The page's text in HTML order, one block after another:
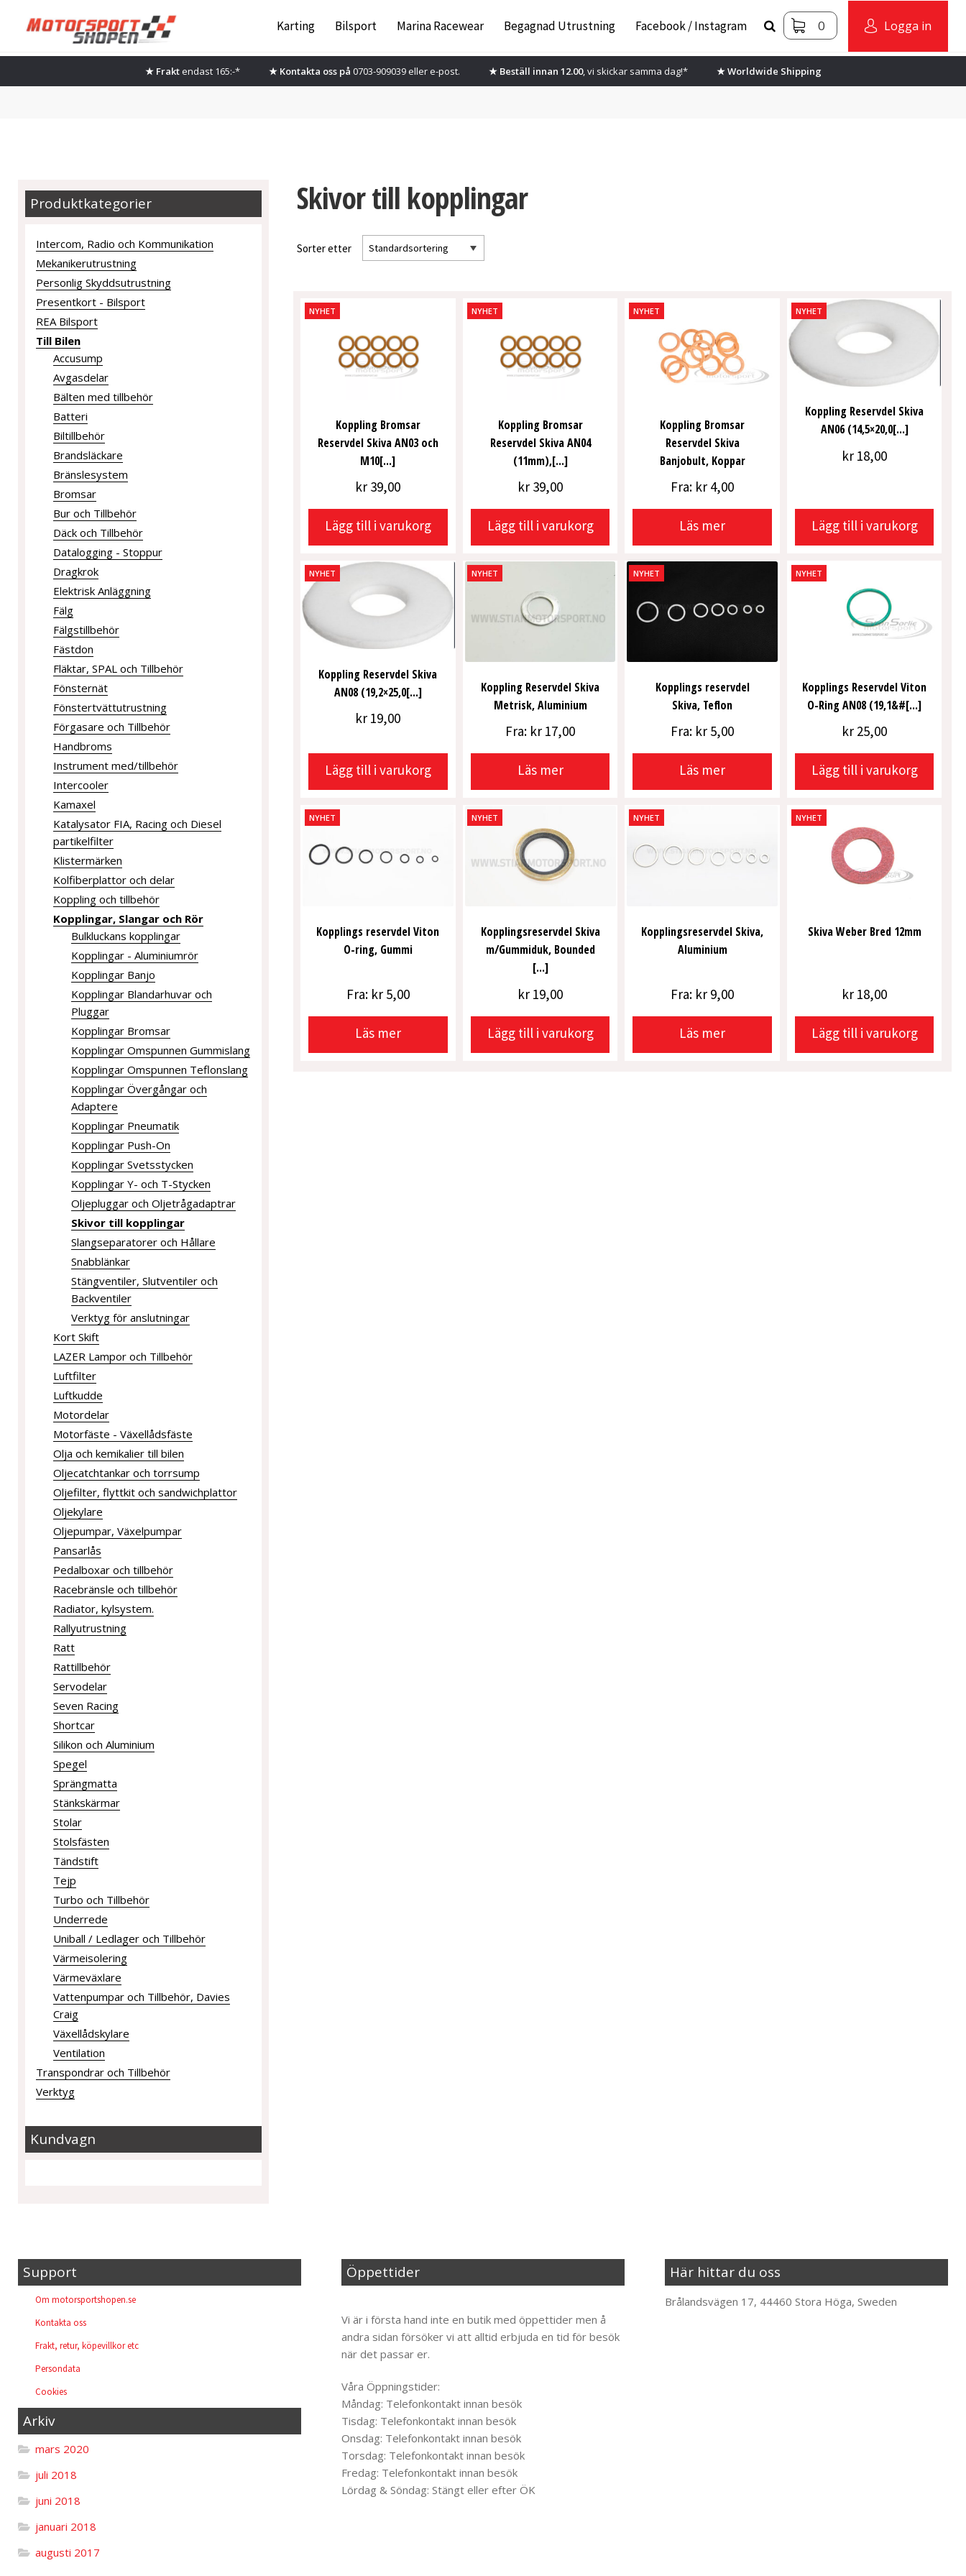
Hoppa
navigering
Hoppa
innehåll
Logga in
Karting Bilsport Marina Racewear Begagnad Utrustning Facebook / Instagram 0
★ Fraktendast 165:-* ★ Kontakta oss på 0703-909039 ellere-post. ★ Beställ innan 12.00, vi skickar samma dag!* ★ Worldwide Shipping
Skivor till kopplingar
Sorter etter
NYHET
Koppling Bromsar
Reservdel Skiva AN03 och
M10[...]
kr 39,00
Lägg till i varukorg
NYHET
Koppling Bromsar
Reservdel Skiva AN04
(11mm),[...]
kr 39,00
Lägg till i varukorg
NYHET
Koppling Bromsar
Reservdel Skiva
Banjobult, Koppar
Fra: kr 4,00
Läs mer
NYHET
Koppling Reservdel Skiva
AN06 (14,5×20,0[...]
kr 18,00
Lägg till i varukorg
NYHET
Koppling Reservdel Skiva
AN08 (19,2×25,0[...]
kr 19,00
Lägg till i varukorg
NYHET
Koppling Reservdel Skiva
Metrisk, Aluminium
Fra: kr 17,00
Läs mer
NYHET
Kopplings reservdel
Skiva, Teflon
Fra: kr 5,00
Läs mer
NYHET
Kopplings Reservdel Viton
O-Ring AN08 (19,1&#[...]
kr 25,00
Lägg till i varukorg
NYHET
Kopplings reservdel Viton
O-ring, Gummi
Fra: kr5,00
Läs mer
NYHET
Kopplingsreservdel Skiva
m/Gummiduk, Bounded
[...]
kr 19,00
Lägg till i varukorg
NYHET
Kopplingsreservdel Skiva,
Aluminium
Fra: kr 9,00
Läs mer
NYHET
Skiva Weber Bred 12mm
kr 18,00
Lägg till i varukorg
Produktkategorier
Intercom, Radio och Kommunikation
Mekanikerutrustning
Personlig Skyddsutrustning
Presentkort - Bilsport
REA Bilsport
Till Bilen
Accusump
Avgasdelar
Bälten med tillbehör
Batteri
Biltillbehör
Brandsläckare
Bränslesystem
Bromsar
Bur och Tillbehör
Däck och Tillbehör
Datalogging - Stoppur
Dragkrok
Elektrisk Anläggning
Fälg
Fälgstillbehör
Fästdon
Fläktar, SPAL och Tillbehör
Fönsternät
Fönstertvättutrustning
Förgasare och Tillbehör
Handbroms
Instrument med/tillbehör
Intercooler
Kamaxel
Katalysator FIA, Racing och Diesel
partikelfilter
Klistermärken
Kolfiberplattor och delar
Koppling och tillbehör
Kopplingar, Slangar och Rör
Bulkluckans kopplingar
Kopplingar - Aluminiumrör
Kopplingar Banjo
Kopplingar Blandarhuvar och
Pluggar
Kopplingar Bromsar
Kopplingar Omspunnen Gummislang
Kopplingar Omspunnen Teflonslang
Kopplingar Övergångar och
Adaptere
Kopplingar Pneumatik
Kopplingar Push-On
Kopplingar Svetsstycken
Kopplingar Y- och T-Stycken
Oljepluggar och Oljetrågadaptrar
Skivor till kopplingar
Slangseparatorer och Hållare
Snabblänkar
Stängventiler, Slutventiler och
Backventiler
Verktyg för anslutningar
Kort Skift
LAZER Lampor och Tillbehör
Luftfilter
Luftkudde
Motordelar
Motorfäste - Växellådsfäste
Olja och kemikalier till bilen
Oljecatchtankar och torrsump
Oljefilter, flyttkit och sandwichplattor
Oljekylare
Oljepumpar, Växelpumpar
Pansarlås
Pedalboxar och tillbehör
Racebränsle och tillbehör
Radiator, kylsystem.
Rallyutrustning
Ratt
Rattillbehör
Servodelar
Seven Racing
Shortcar
Silikon och Aluminium
Spegel
Sprängmatta
Stänkskärmar
Stolar
Stolsfästen
Tändstift
Tejp
Turbo och Tillbehör
Underrede
Uniball / Ledlager och Tillbehör
Värmeisolering
Värmeväxlare
Vattenpumpar och Tillbehör, Davies
Craig
Växellådskylare
Ventilation
Transpondrar och Tillbehör
Verktyg
Kundvagn
Support
Om motorsportshopen.se
Kontakta oss
Frakt, retur, köpevillkor etc
Persondata
Cookies
Arkiv
mars 2020
juli 2018
juni 2018
januari 2018
augusti 2017
Öppettider
Vi är i första hand inte en butik med öppettider men å
andra sidan försöker vi att alltid erbjuda en tid för besök
när det passar er.
Våra Öppningstider:
Måndag: Telefonkontakt innan besök
Tisdag: Telefonkontakt innan besök
Onsdag: Telefonkontakt innan besök
Torsdag: Telefonkontakt innan besök
Fredag: Telefonkontakt innan besök
Lördag & Söndag: Stängt eller efter ÖK
Här hittar du oss
Brålandsvägen 17, 44460 Stora Höga, Sweden